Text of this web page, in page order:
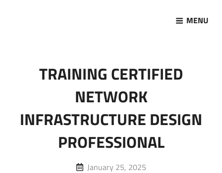
MENU
TRAINING CERTIFIED
NETWORK
INFRASTRUCTURE DESIGN
PROFESSIONAL
Posted
January 25, 2025